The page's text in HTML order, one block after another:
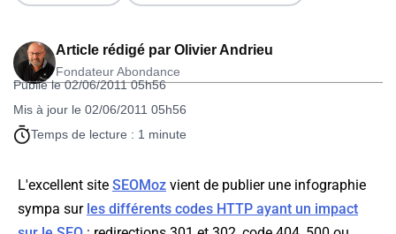
Article rédigé par Olivier Andrieu
Fondateur Abondance
Publié le 02/06/2011 05h56
Mis à jour le 02/06/2011 05h56
Temps de lecture : 1 minute
L'excellent site SEOMoz vient de publier une infographie
sympa sur les différents codes HTTP ayant un impact